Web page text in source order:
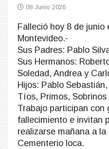
08 Junio 2026
Falleció hoy 8 de junio
Montevideo.-
Sus Padres: Pablo
Sus Hermanos:
Soledad, Andrea y
Hijos: Pablo
Tíos, Primos,
Trabajo participan con
fallecimiento e invitan
realizarse mañana a la
Cementerio loca.